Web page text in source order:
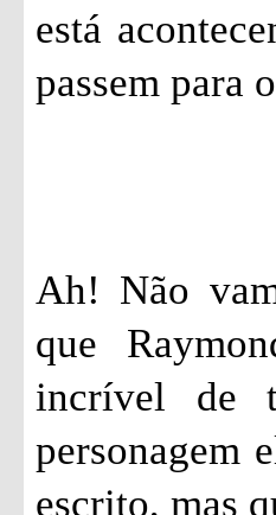
está
passem para
Ah! Não
que
incrível de
personagem
escrito, mas